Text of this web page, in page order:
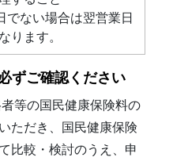
でない場合は翌営業日
ります。
ずご確認ください
等の国民健康保険料の
ただき、国民健康保険
比較・検討のうえ、申